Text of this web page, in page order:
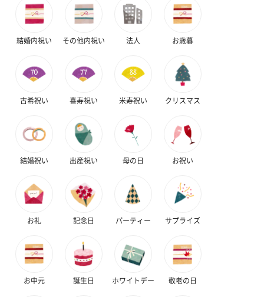
アールグレイ（HAPPY
BIRTHDAY TO YOU）
（660円）
アールグレイティー
（660円）
スイーツを同梱してお届けいたします。ギフトへの＋αにおすすめ
です。
ゼリーバウム カット
（レモン＆紅茶）（432
円）
麦わらパンダバウム
（バナナ味）（540円）
結婚内祝い その他内祝い 法人 お歳暮
古希祝い 喜寿祝い 米寿祝い クリスマス
結婚祝い 出産祝い 母の日 お祝い
お礼 記念日 パーティー サプライズ
お中元 誕生日 ホワイトデー 敬老の日